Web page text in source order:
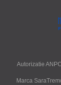
Autorizatie
Marca